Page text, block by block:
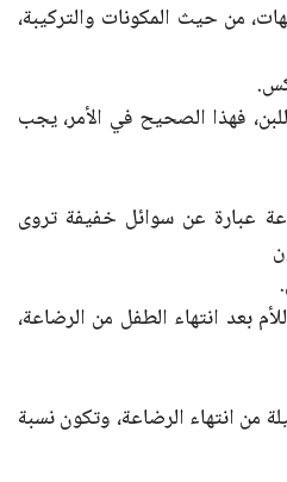
من حيث المكونات والتركيبة،
فهذا الصحيح في الأمر، يجب
عبارة عن سوائل خفيفة تروى
بعد انتهاء الطفل من الرضاعة،
من انتهاء الرضاعة، وتكون نسبة